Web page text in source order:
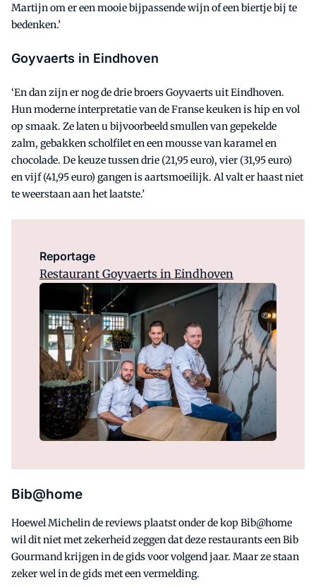
Martijn om er een mooie bijpassende wijn of een biertje bij te
bedenken.’
Goyvaerts in Eindhoven
‘En dan zijn er nog de drie broers Goyvaerts uit Eindhoven.
Hun moderne interpretatie van de Franse keuken is hip en vol
op smaak. Ze laten u bijvoorbeeld smullen van gepekelde
zalm, gebakken scholfilet en een mousse van karamel en
chocolade. De keuze tussen drie (21,95 euro), vier (31,95 euro)
en vijf (41,95 euro) gangen is aartsmoeilijk. Al valt er haast niet
te weerstaan aan het laatste.’
Reportage
Restaurant Goyvaerts in Eindhoven
Bib@home
Hoewel Michelin de reviews plaatst onder de kop Bib@home
wil dit niet met zekerheid zeggen dat deze restaurants een Bib
Gourmand krijgen in de gids voor volgend jaar. Maar ze staan
zeker wel in de gids met een vermelding.